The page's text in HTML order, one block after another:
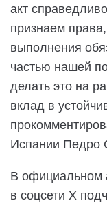
акт
признаем
выполнения
частью нашей
делать это на
вклад в
Испании Педро
В официальном
в соцсети X